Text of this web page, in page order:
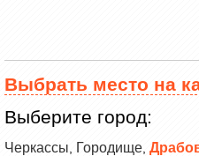
Выбрать место на
Выберите город:
Черкассы Городище